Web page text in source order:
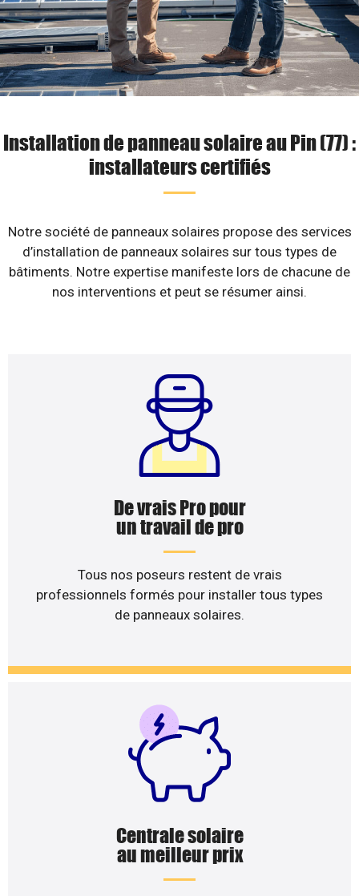
Installation de panneau solaire au Pin (77) :
installateurs certifiés
Notre société de panneaux solaires propose des services
d’installation de panneaux solaires sur tous types de
bâtiments. Notre expertise manifeste lors de chacune de
nos interventions et peut se résumer ainsi.
De vrais Pro pour
un travail de pro
Tous nos poseurs restent de vrais
professionnels formés pour installer tous types
de panneaux solaires.
Centrale solaire
au meilleur prix